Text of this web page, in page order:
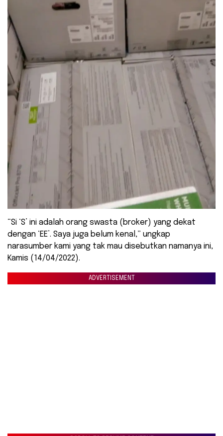
“Si ‘S’ ini adalah orang swasta (broker) yang dekat
dengan ‘EE’. Saya juga belum kenal,” ungkap
narasumber kami yang tak mau disebutkan namanya ini,
Kamis (14/04/2022).
ADVERTISEMENT